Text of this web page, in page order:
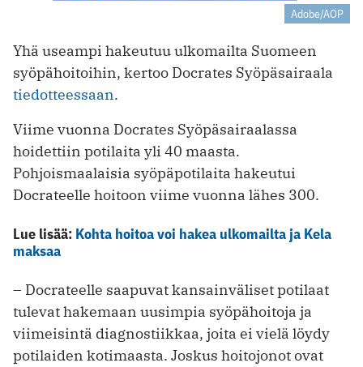
Adobe/AOP
Yhä useampi hakeutuu ulkomailta Suomeen
syöpähoitoihin, kertoo Docrates Syöpäsairaala
tiedotteessaan.
Viime vuonna Docrates Syöpäsairaalassa
hoidettiin potilaita yli 40 maasta.
Pohjoismaalaisia syöpäpotilaita hakeutui
Docrateelle hoitoon viime vuonna lähes 300.
Lue lisää: Kohta hoitoa voi hakea ulkomailta ja Kela
maksaa
– Docrateelle saapuvat kansainväliset potilaat
tulevat hakemaan uusimpia syöpähoitoja ja
viimeisintä diagnostiikkaa, joita ei vielä löydy
potilaiden kotimaasta. Joskus hoitojonot ovat